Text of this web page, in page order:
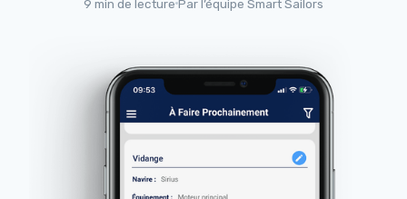
9 min de lecture Par l’équipe Smart Sailors